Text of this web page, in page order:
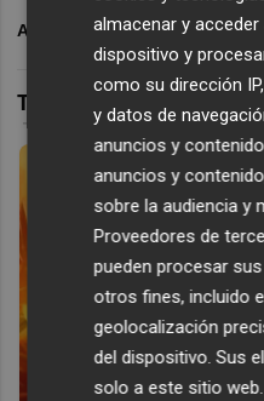
ARCHIVADO EN VALENCIA CF
almacenar y
dispositivo y
como su dirección
y datos de
anuncios y
anuncios y
sobre la audiencia y
Proveedores de
pueden procesar
otros fines, incluido
geolocalización
del dispositivo. Sus
solo a este sitio